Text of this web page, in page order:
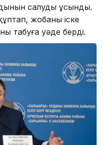
салуды ұсынды.
жобаны іске
табуға уәде берді.